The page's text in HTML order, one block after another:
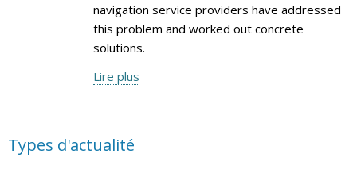
navigation service providers have addressed
this problem and worked out concrete
solutions.
Lire plus
Types d'actualité